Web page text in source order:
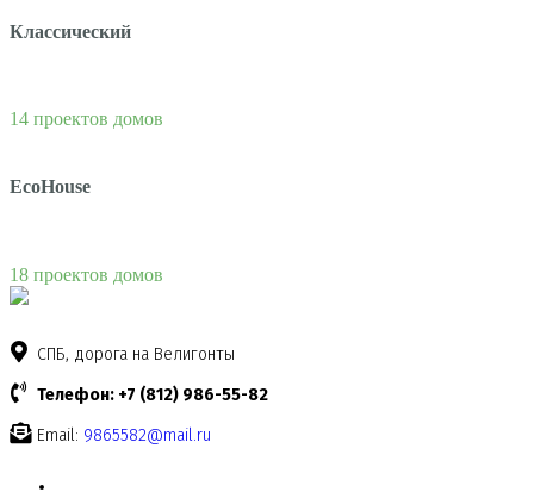
Классический
14 проектов домов
EcoHouse
18 проектов домов
СПБ, дорога на Велигонты
Телефон: +7 (812) 986-55-82
Email: 9865582@mail.ru